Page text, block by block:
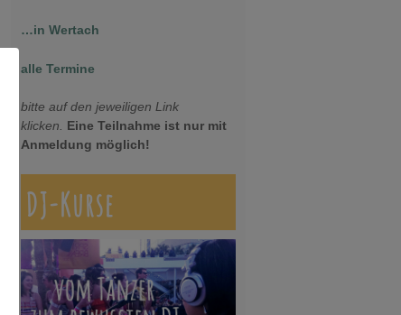
…in Wertach
alle Termine
bitte auf den jeweiligen Link
klicken. Eine Teilnahme ist nur mit
Anmeldung möglich!
DJ-Kurse